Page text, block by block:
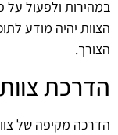
במהירות ולפעול על
הצוות יהיה מודע
הצורך.
הדרכת
הדרכה מקיפה של